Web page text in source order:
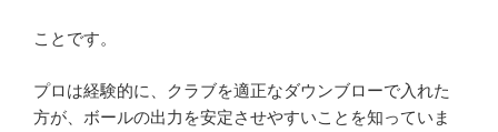
ことです。
プロは経験的に、クラブを適正なダウンブローで入れた
方が、ボールの出力を安定させやすいことを知っていま